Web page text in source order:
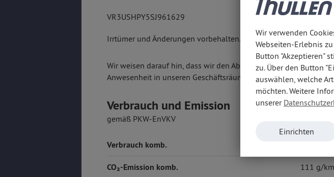
VR3USHPY5SJ961629
Irrtümer und Änderungen vorbehalten. Weitere Informationen
Wir weisen darauf hin, dass wir den Abschluss eines
Anwesenheit in unseren Geschäftsräumen anbieten.
Verbrauch und Emission
gemäß PKW-EnVKV
Verbrauch komb.
CO₂-Emission komb. 111 g/km
Wir verwenden
Webseiten-Erlebnis
Button "Akzeptieren"
zu. Über den Button
auswählen, welche
möchten. Weitere
unserer
Einrichten